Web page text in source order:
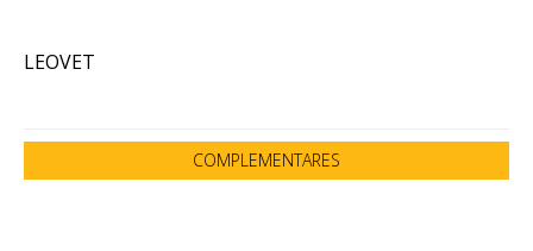
LEOVET
COMPLEMENTARES